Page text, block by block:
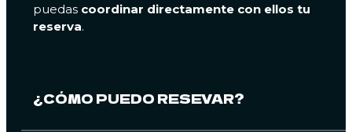
puedas coordinar directamente con ellos tu
reserva.
¿CÓMO PUEDO RESEVAR?